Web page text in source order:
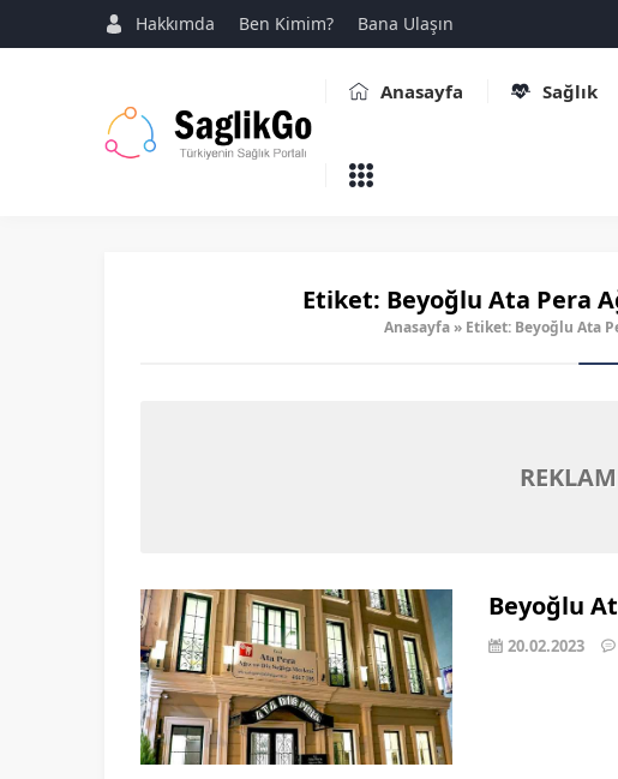
Hakkımda Ben Kimim? Bana Ulaşın
Anasayfa Sağlık
Etiket: Beyoğlu Ata Pera
Anasayfa» Etiket: Beyoğlu Ata
Beyoğlu
20.02.2023